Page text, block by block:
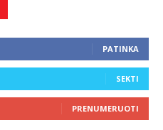
PATINKA
SEKTI
PRENUMERUOTI